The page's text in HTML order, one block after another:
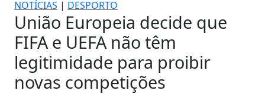
NOTÍCIAS | DESPORTO
União Europeia decide que
FIFA e UEFA não têm
legitimidade para proibir
novas competições